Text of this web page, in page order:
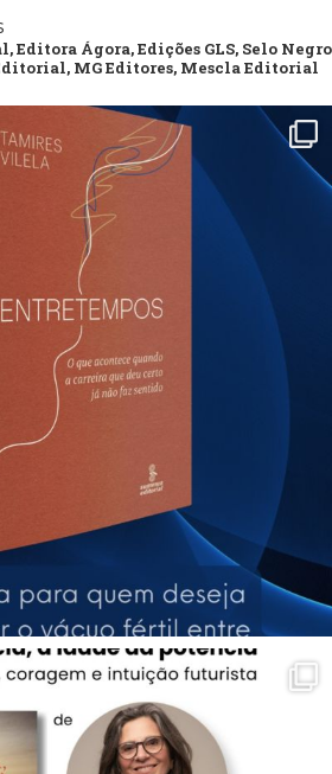
Editora Ágora, Edições GLS, Selo Negro
MG Editores, Mescla Editorial